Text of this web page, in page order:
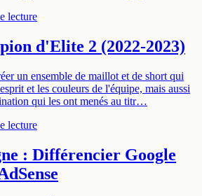
lecture
d'Elite 2 (2022-2023)
un ensemble de maillot et de short qui
et les couleurs de l'équipe, mais aussi
qui les ont menés au titr…
lecture
: Différencier Google